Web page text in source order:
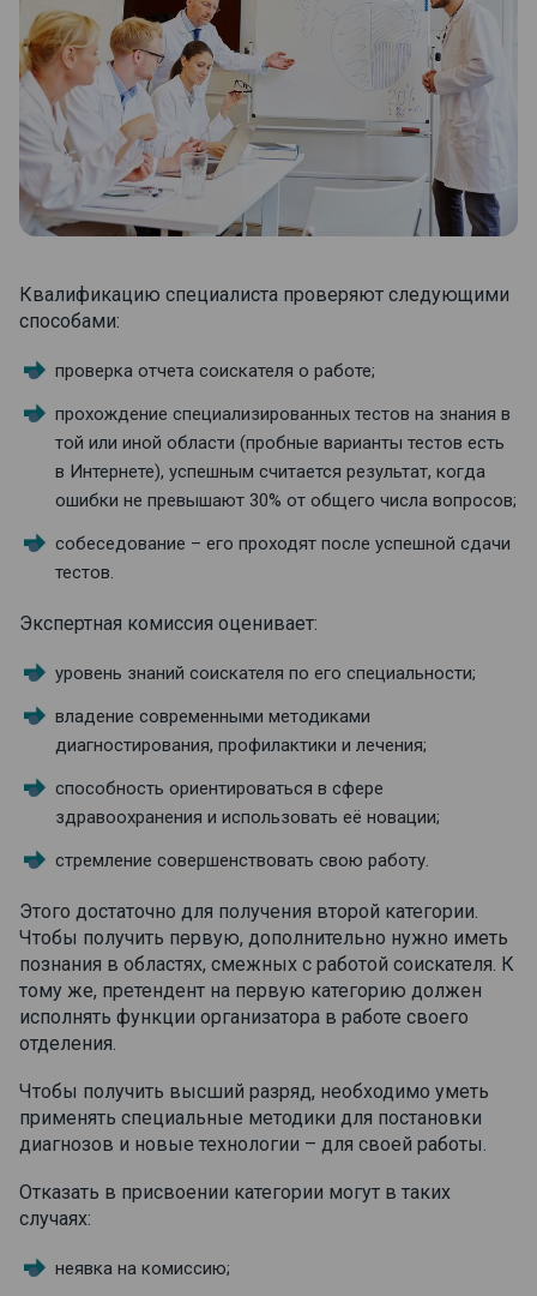
Квалификацию специалиста проверяют следующими
способами:
проверка отчета соискателя о работе;
прохождение специализированных тестов на знания в
той или иной области (пробные варианты тестов есть
в Интернете), успешным считается результат, когда
ошибки не превышают 30% от общего числа вопросов;
собеседование – его проходят после успешной сдачи
тестов.
Экспертная комиссия оценивает:
уровень знаний соискателя по его специальности;
владение современными методиками
диагностирования, профилактики и лечения;
способность ориентироваться в сфере
здравоохранения и использовать её новации;
стремление совершенствовать свою работу.
Этого достаточно для получения второй категории.
Чтобы получить первую, дополнительно нужно иметь
познания в областях, смежных с работой соискателя. К
тому же, претендент на первую категорию должен
исполнять функции организатора в работе своего
отделения.
Чтобы получить высший разряд, необходимо уметь
применять специальные методики для постановки
диагнозов и новые технологии – для своей работы.
Отказать в присвоении категории могут в таких
случаях:
неявка на комиссию;